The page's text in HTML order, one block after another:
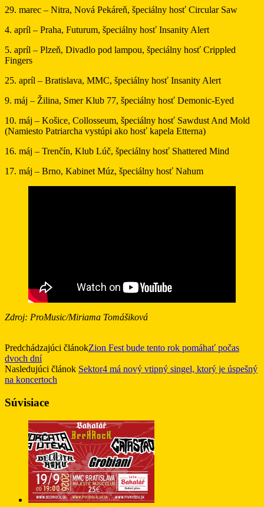
29. marec – Nitra, Nová Pekáreň, špeciálny hosť Circular Saw
4. apríl – Praha, Futurum, špeciálny hosť Insanity Alert
5. apríl – Plzeň, Divadlo pod lampou, špeciálny hosť Crippled
Fingers
25. apríl – Bratislava, MMC, špeciálny hosť Insanity Alert
9. máj – Žilina, Smer Klub 77, špeciálny hosť Demonic-Eyed
10. máj – Košice, Collosseum, špeciálny hosť Sawdust And Mold
(Namiesto Patriarcha vystúpi ako hosť kapela Etterna)
16. máj – Trenčín, Klub Lúč, špeciálny hosť Shattered Mind
17. máj – Brno, Kabinet Múz, špeciálny hosť Nahum
Zdroj: ProMusic/Miriama Tomášiková
Predchádzajúci článokZion Fest bude tento rok pomáhať počas
dvoch dní
Nasledujúci článok Sektor4 má nový vtipný singel, ktorý je úspešný
na koncertoch
Súvisiace